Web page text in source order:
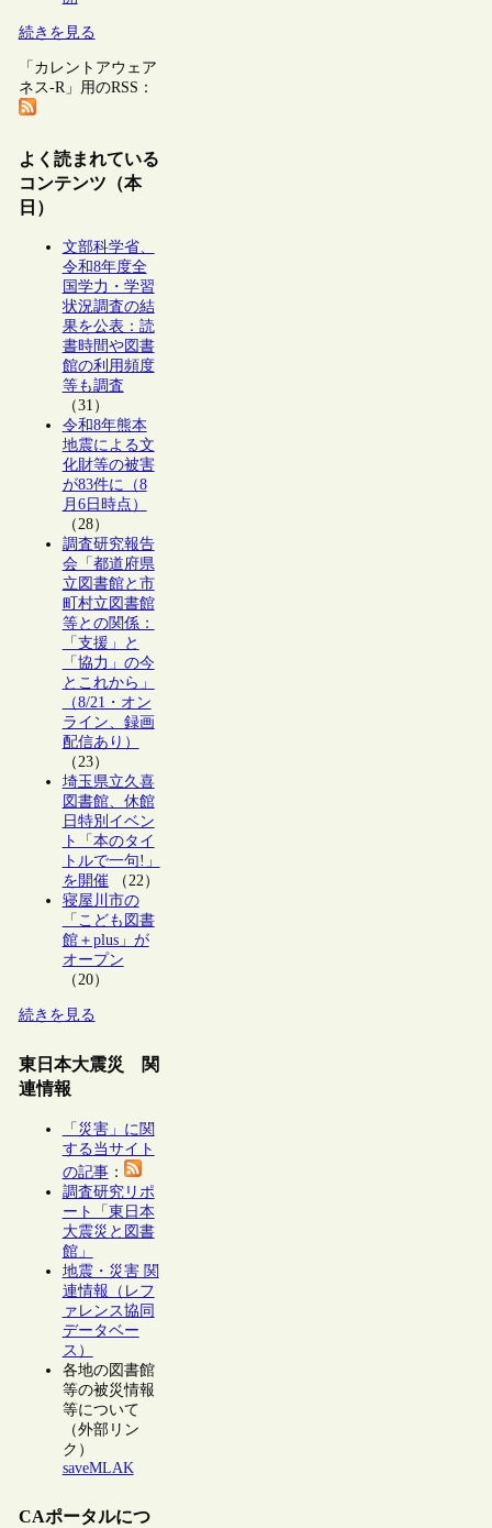
続きを見る
「カレントアウェア
ネス-R」用のRSS：
よく読まれている
コンテンツ（本
日）
文部科学省、
令和8年度全
国学力・学習
状況調査の結
果を公表：読
書時間や図書
館の利用頻度
等も調査
（31）
令和8年熊本
地震による文
化財等の被害
が83件に（8
月6日時点）
（28）
調査研究報告
会「都道府県
立図書館と市
町村立図書館
等との関係：
「支援」と
「協力」の今
とこれから」
（8/21・オン
ライン、録画
配信あり）
（23）
埼玉県立久喜
図書館、休館
日特別イベン
ト「本のタイ
トルで一句!」
を開催（22）
寝屋川市の
「こども図書
館＋plus」が
オープン
（20）
続きを見る
東日本大震災 関
連情報
「災害」に関
する当サイト
の記事：
調査研究リポ
ート「東日本
大震災と図書
館」
地震・災害 関
連情報（レフ
ァレンス協同
データベー
ス）
各地の図書館
等の被災情報
等について
（外部リン
ク）
saveMLAK
CAポータルにつ